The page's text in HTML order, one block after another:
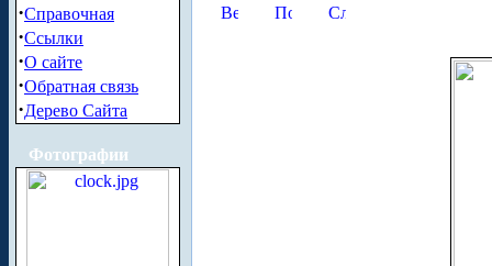
·Справочная
·Ссылки
·О сайте
·Обратная связь
·Дерево Сайта
Фотографии